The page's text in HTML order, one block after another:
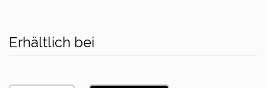
Erhältlich bei